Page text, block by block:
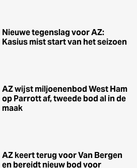
Nieuwe tegenslag voor AZ:
Kasius mist start van het seizoen
AZ wijst miljoenenbod West Ham
op Parrott af, tweede bod al in de
maak
AZ keert terug voor Van Bergen
en bereidt nieuw bod voor